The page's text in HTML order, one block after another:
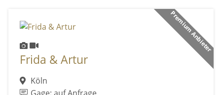
Premium Anbieter
Frida & Artur
Köln